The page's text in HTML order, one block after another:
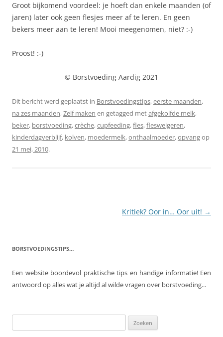
Groot bijkomend voordeel: je hoeft dan enkele maanden (of
jaren) later ook geen flesjes meer af te leren. En geen
bekers meer aan te leren! Mooi meegenomen, niet? :-)
Proost! :-)
© Borstvoeding Aardig 2021
Dit bericht werd geplaatst in Borstvoedingstips,eerste maanden,
na zes maanden,Zelf maken en getagged metafgekolfde melk,
beker, borstvoeding,crèche,cupfeeding,fles,flesweigeren,
kinderdagverblijf, kolven, moedermelk,onthaalmoeder,opvangop
21 mei, 2010.
Kritiek? Oor in… Oor uit! →
BORSTVOEDINGSTIPS…
Een website boordevol praktische tips en handige informatie! Een
antwoord op alles wat je altijd al wilde vragen over borstvoeding...
naar: